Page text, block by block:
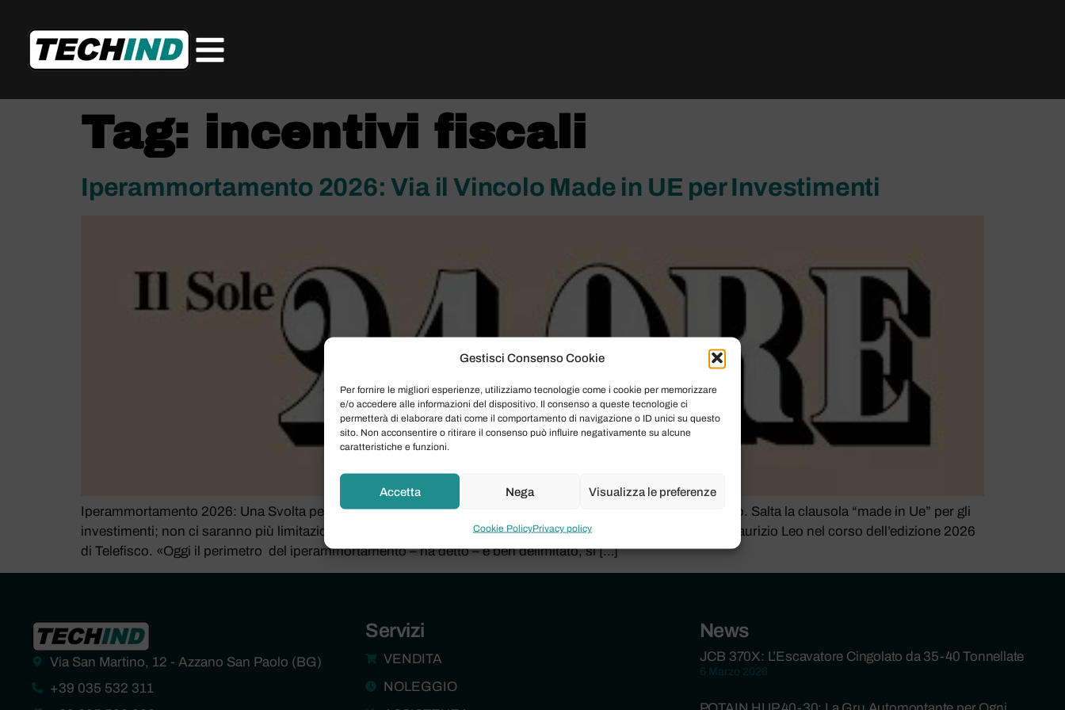
Gestisci Consenso Cookie
Per fornire le migliori esperienze, utilizziamo tecnologie come i cookie per memorizzare
e/o accedere alle informazioni del dispositivo. Il consenso a queste tecnologie ci
permetterà di elaborare dati come il comportamento di navigazione o ID unici su questo
sito. Non acconsentire o ritirare il consenso può influire negativamente su alcune
caratteristiche e funzioni.
Accetta Nega Visualizza le preferenze
Cookie PolicyPrivacy policy
Tag: incentivi fiscali
Iperammortamento 2026: Via il Vincolo Made in UE per Investimenti
Iperammortamento 2026: Una Svolta per gli Investimenti Aziendali Correzioni in arrivo sull’iperammortamento. Salta la clausola “made in Ue” per gli
investimenti; non ci saranno più limitazioni territoriali. Ad annunciarlo è stato il viceministro dell’Economia, Maurizio Leo nel corso dell’edizione 2026
di Telefisco. «Oggi il perimetro del iperammortamento – ha detto – è ben delimitato, si […]
Via San Martino, 12 - Azzano San Paolo (BG)
+39 035 532 311
Servizi
VENDITA
NOLEGGIO
News
JCB 370X: L’Escavatore Cingolato da 35-40 Tonnellate
6 Marzo 2026